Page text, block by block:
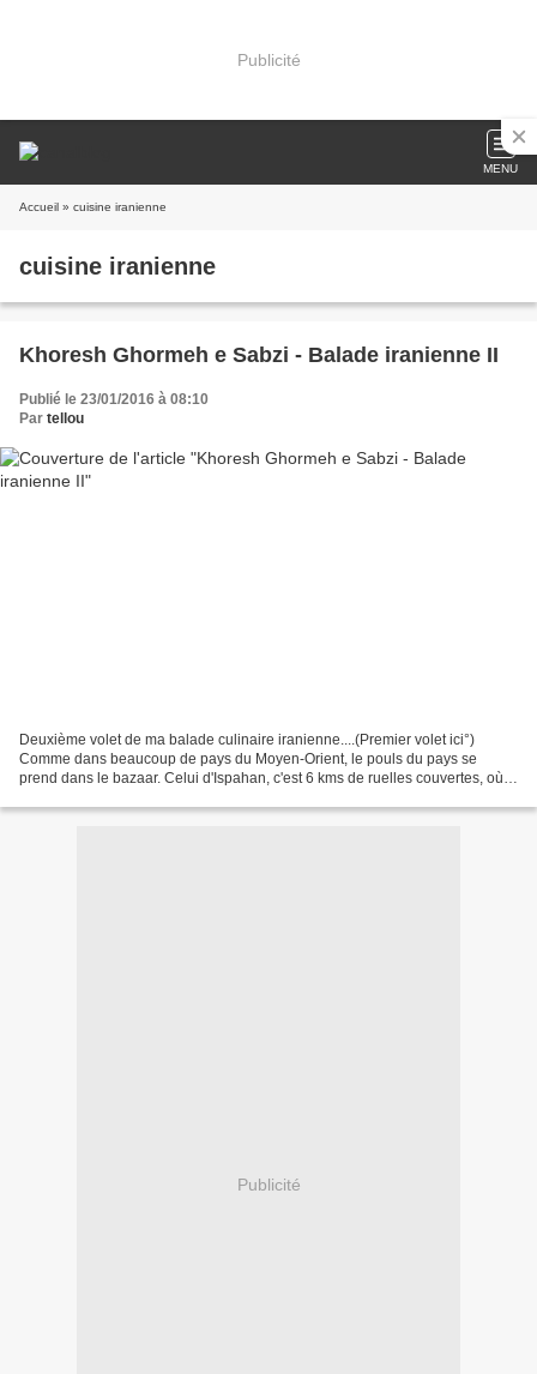
Publicité
MENU
Accueil » cuisine iranienne
cuisine iranienne
Khoresh Ghormeh e Sabzi - Balade iranienne II
Publié le 23/01/2016 à 08:10
Par tellou
Deuxième volet de ma balade culinaire iranienne....(Premier volet ici°)
Comme dans beaucoup de pays du Moyen-Orient, le pouls du pays se
prend dans le bazaar. Celui d'Ispahan, c'est 6 kms de ruelles couvertes, où
Publicité